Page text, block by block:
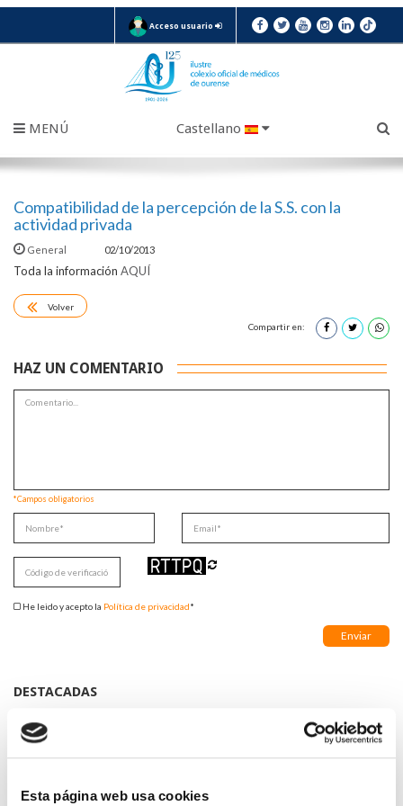
Esta página web usa cookies
Acceso usuario
MENÚ Castellano
Compatibilidad de la percepción de la S.S. con la
actividad privada
General 02/10/2013
Toda la información AQUÍ
Volver
Compartir en:
HAZ UN COMENTARIO
*Campos obligatorios
He leido y acepto la Política de privacidad*
DESTACADAS
SANIDAD CREA UN DIPLOMA OFICIAL PARA RECONOCER LA
AL PACTO DE ESTADO FRENTE A LA EMERGENCIA CLIMÁTICA